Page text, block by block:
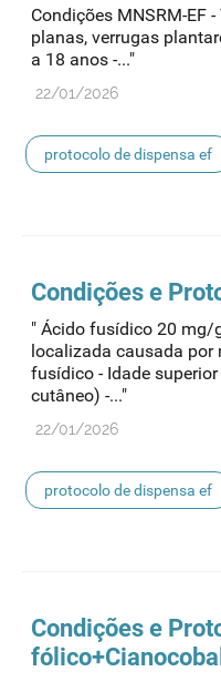
Condições MNSRM-EF
planas, verrugas
a 18 anos -..."
22/01/2026
protocolo de dispensa ef
Condições e
" Ácido fusídico 20 mg/
localizada causada
fusídico - Idade superior
cutâneo) -..."
22/01/2026
protocolo de dispensa ef
Condições e